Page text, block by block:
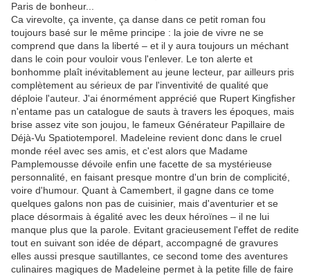
Paris de bonheur...
Ca virevolte, ça invente, ça danse dans ce petit roman fou
toujours basé sur le même principe : la joie de vivre ne se
comprend que dans la liberté – et il y aura toujours un méchant
dans le coin pour vouloir vous l'enlever. Le ton alerte et
bonhomme plaît inévitablement au jeune lecteur, par ailleurs pris
complètement au sérieux de par l'inventivité de qualité que
déploie l'auteur. J'ai énormément apprécié que Rupert Kingfisher
n'entame pas un catalogue de sauts à travers les époques, mais
brise assez vite son joujou, le fameux Générateur Papillaire de
Déjà-Vu Spatiotemporel. Madeleine revient donc dans le cruel
monde réel avec ses amis, et c'est alors que Madame
Pamplemousse dévoile enfin une facette de sa mystérieuse
personnalité, en faisant presque montre d'un brin de complicité,
voire d'humour. Quant à Camembert, il gagne dans ce tome
quelques galons non pas de cuisinier, mais d'aventurier et se
place désormais à égalité avec les deux héroïnes – il ne lui
manque plus que la parole. Evitant gracieusement l'effet de redite
tout en suivant son idée de départ, accompagné de gravures
elles aussi presque sautillantes, ce second tome des aventures
culinaires magiques de Madeleine permet à la petite fille de faire